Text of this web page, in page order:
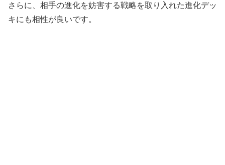
さらに、相手の進化を妨害する戦略を取り入れた進化デッ
キにも相性が良いです。